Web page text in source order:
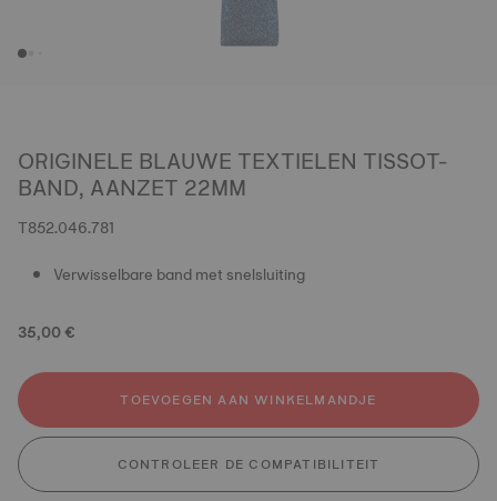
ORIGINELE BLAUWE TEXTIELEN TISSOT-
BAND, AANZET 22MM
T852.046.781
Verwisselbare band met snelsluiting
35,00 €
TOEVOEGEN AAN WINKELMANDJE
CONTROLEER DE COMPATIBILITEIT